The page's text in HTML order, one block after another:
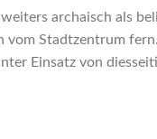
archaisch als
Stadtzentrum
Einsatz von